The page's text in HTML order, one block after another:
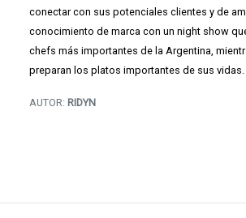
conectar con sus potenciales clientes y de
conocimiento de marca con un night show
chefs más importantes de la Argentina,
preparan los platos importantes de sus vidas.
AUTOR: RIDYN